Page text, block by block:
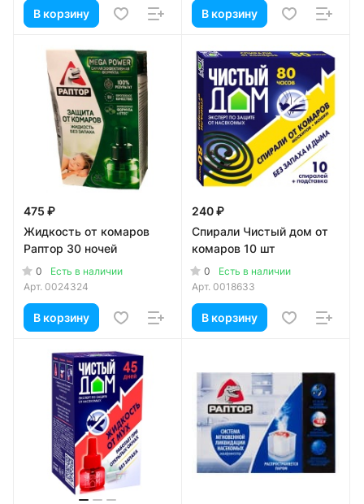
В корзину В корзину
475 ₽
Жидкость от комаров
Раптор 30 ночей
0
Есть в наличии
Арт. 0024324
В корзину
240 ₽
Спирали Чистый дом от
комаров 10 шт
0
Есть в наличии
Арт. 0018633
В корзину